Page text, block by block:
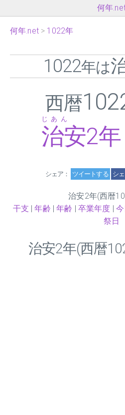
何年
何年.net 1022年
1022年は
西暦
治安2年
じあん
シェア： ツイートする シ
治安2年(西暦
干支 |年齢 |年齢 |卒業年度 |
祭日
治安2年(西暦